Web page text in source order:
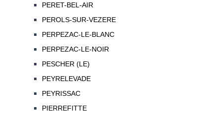
PERET-BEL-AIR
PEROLS-SUR-VEZERE
PERPEZAC-LE-BLANC
PERPEZAC-LE-NOIR
PESCHER (LE)
PEYRELEVADE
PEYRISSAC
PIERREFITTE